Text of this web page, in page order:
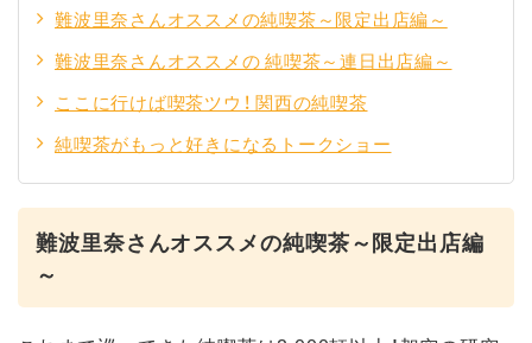
難波里奈さんオススメの純喫茶～限定出店編～
難波里奈さんオススメの 純喫茶～連日出店編～
ここに行けば喫茶ツウ！ 関西の純喫茶
純喫茶がもっと好きになるトークショー
難波里奈さんオススメの純喫茶～限定出店編
～